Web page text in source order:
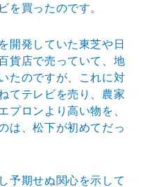
を買ったのです。
開発していた東芝や日
貨店で売っていて、地
たのですが、これに対
てテレビを売り、農家
プロンより高い物を、
は、松下が初めてだっ
予期せぬ関心を示して